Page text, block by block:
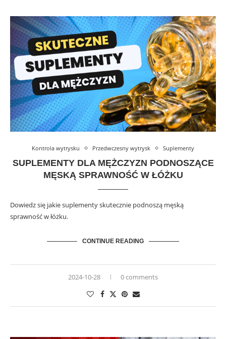
Kontrola wytrysku Przedwczesny wytrysk Suplementy
SUPLEMENTY DLA MĘŻCZYZN PODNOSZĄCE
MĘSKĄ SPRAWNOŚĆ W ŁÓŻKU
Dowiedz się jakie suplementy skutecznie podnoszą męską
sprawność w łóżku.
CONTINUE READING
2024-10-28 0 comments